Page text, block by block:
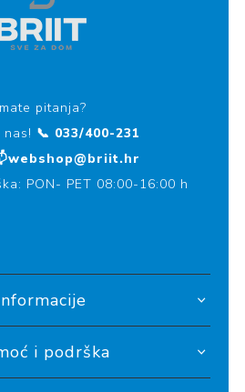
pitanja?
📞 033/400-231
PON- PET 08:00-16:00 h
i podrška